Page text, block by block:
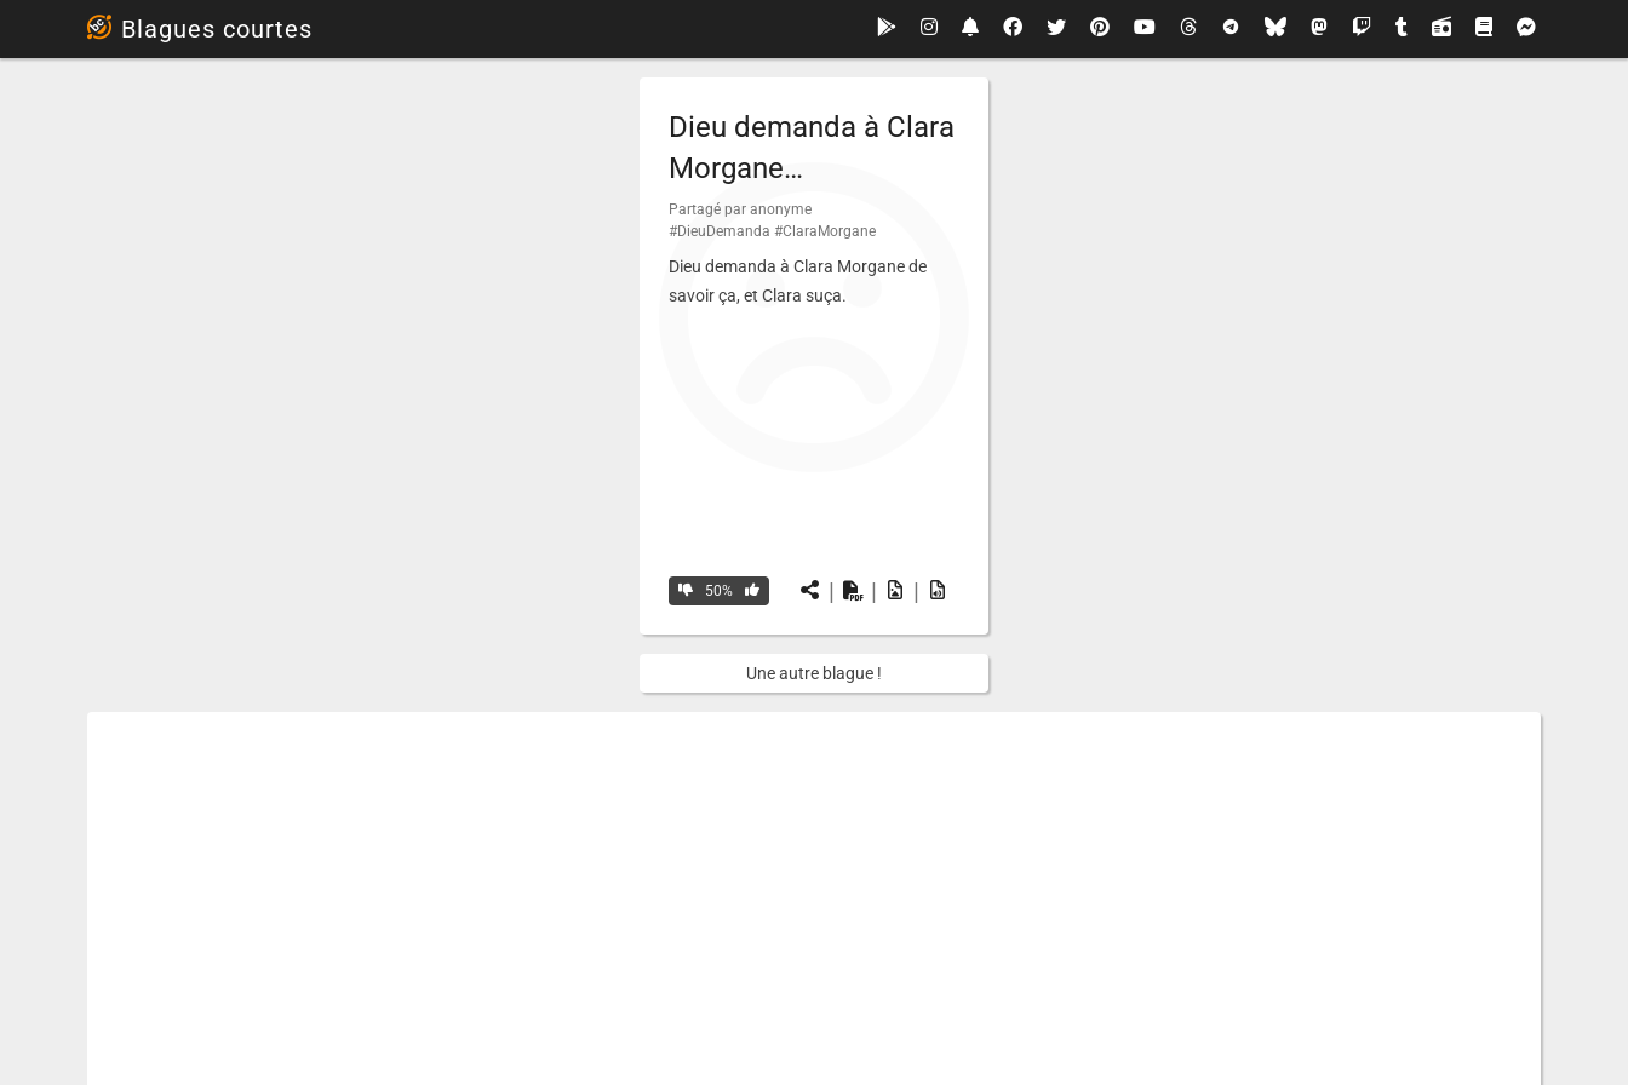
Dieu demanda à Clara
Morgane…
Partagé par anonyme
#DieuDemanda #ClaraMorgane
Dieu demanda à Clara Morgane de
savoir ça, et Clara suça.
50% | | |
Une autre blague !
Blagues courtes